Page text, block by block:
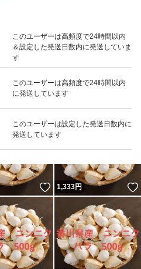
係なく梱包出来ます！
リック 農家 スタミナ 滋養強
疫力 風邪予防 お試し
このユーザーは高頻度で24時間以内
＆設定した発送日数内に発送していま
す
このユーザーは高頻度で24時間以内
に発送しています
このユーザーは設定した発送日数内に
発送しています
いいね！
1,333
いいね！
1,333円